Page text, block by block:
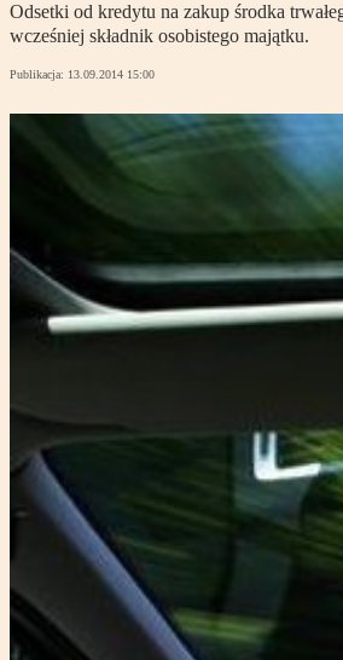
Odsetki od kredytu na zakup środka
wcześniej składnik osobistego majątku.
Publikacja: 13.09.2014 15:00